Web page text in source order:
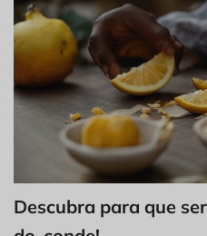
Descubra para que